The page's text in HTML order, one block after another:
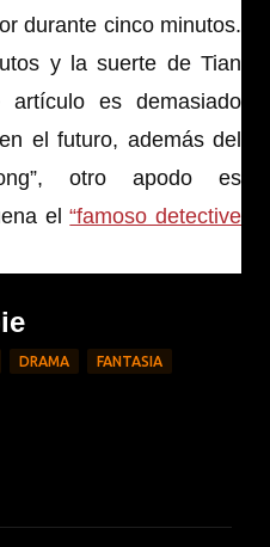
durante cinco minutos.
y la suerte de Tian
es demasiado
el futuro, además del
otro apodo es
el“famoso detective
DRAMA FANTASIA